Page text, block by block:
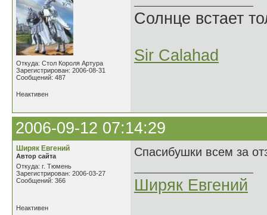
Откуда: Стол Короля Артура
Зарегистрирован: 2006-08-31
Сообщений: 487
Солнце встает
Sir Calahad
Неактивен
2006-09-12 07:14:29
Ширяк Евгений
Автор сайта
Откуда: г. Тюмень
Зарегистрирован: 2006-03-27
Сообщений: 366
Спасибушки всем за
Ширяк Евгений
Неактивен